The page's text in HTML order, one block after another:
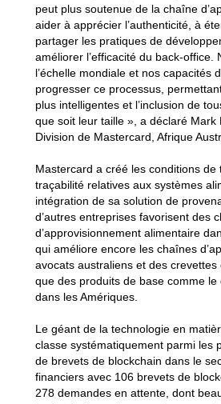
peut plus soutenue de la chaîne
aider à apprécier l’authenticité, à
partager les pratiques de
améliorer l’efficacité du back-office.
l’échelle mondiale et nos capacités
progresser ce processus,
plus intelligentes et l’inclusion de
que soit leur taille », a déclaré Mark
Division de Mastercard, Afrique
Mastercard a créé les conditions de
traçabilité relatives aux systèmes
intégration de sa solution de
d’autres entreprises favorisent des
d’approvisionnement alimentaire
qui améliore encore les chaînes
avocats australiens et des
que des produits de base comme
dans les Amériques.
Le géant de la technologie en
classe systématiquement parmi les
de brevets de blockchain dans le
financiers avec 106 brevets de
278 demandes en attente, dont